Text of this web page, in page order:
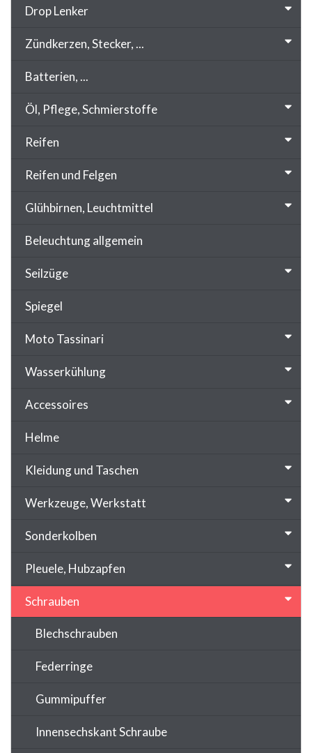
Drop Lenker
Zündkerzen, Stecker, ...
Batterien, ...
Öl, Pflege, Schmierstoffe
Reifen
Reifen und Felgen
Glühbirnen, Leuchtmittel
Beleuchtung allgemein
Seilzüge
Spiegel
Moto Tassinari
Wasserkühlung
Accessoires
Helme
Kleidung und Taschen
Werkzeuge, Werkstatt
Sonderkolben
Pleuele, Hubzapfen
Schrauben
Blechschrauben
Federringe
Gummipuffer
Innensechskant Schraube